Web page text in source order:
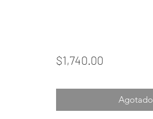
$1,740.00Precio
Agotado